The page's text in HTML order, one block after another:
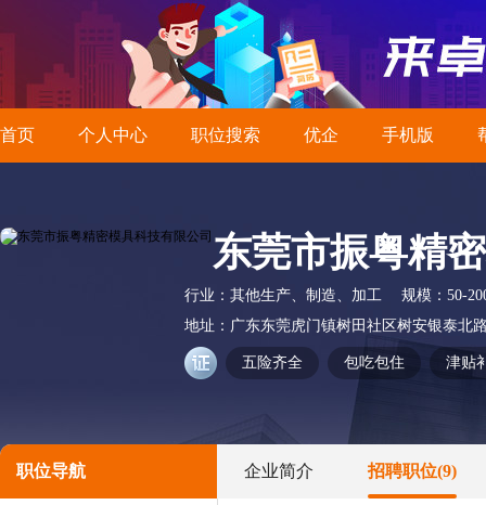
首页 个人中心 职位搜索 优企 手机版
东莞市振粤精
行业： 其他生产、制造、加工 规模： 50-
地址： 广东东莞虎门镇树田社区树安银泰北
五险齐全 包吃包住 津贴
职位导航 企业简介 招聘职位(9)